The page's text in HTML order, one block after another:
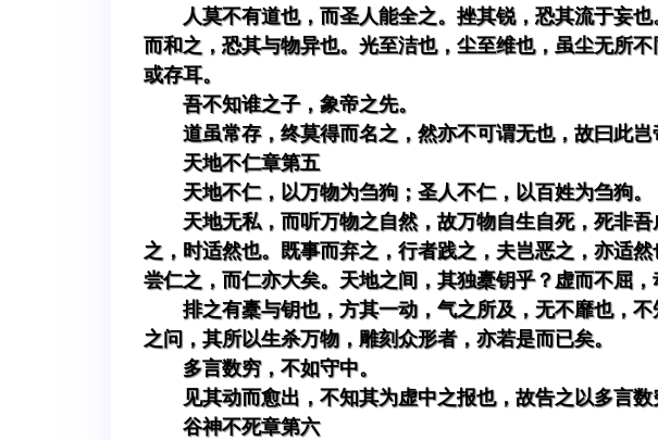
人莫不有道也，而圣人能全之。挫其锐，恐其流于妄
而和之，恐其与物异也。光至洁也，尘至维也，虽尘无所
或存耳。
吾不知谁之子，象帝之先。
道虽常存，终莫得而名之，然亦不可谓无也，故曰此
天地不仁章第五
天地不仁，以万物为刍狗；圣人不仁，以百姓为刍狗。
天地无私，而听万物之自然，故万物自生自死，死非
之，时适然也。既事而弃之，行者践之，夫岂恶之，亦适
尝仁之，而仁亦大矣。天地之间，其独橐钥乎？虚而不屈，
排之有橐与钥也，方其一动，气之所及，无不靡也，
之问，其所以生杀万物，雕刻众形者，亦若是而已矣。
多言数穷，不如守中。
见其动而愈出，不知其为虚中之报也，故告之以多言数
谷神不死章第六